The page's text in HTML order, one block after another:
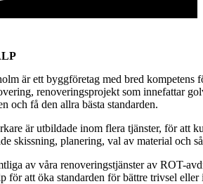
är ett byggföretag med bred
renoveringsprojekt som innefattar
och få den allra bästa standarden.
är utbildade inom flera tjänster, för att
skissning, planering, val av material och
av våra renoveringstjänster av ROT-
för att öka standarden för bättre trivsel